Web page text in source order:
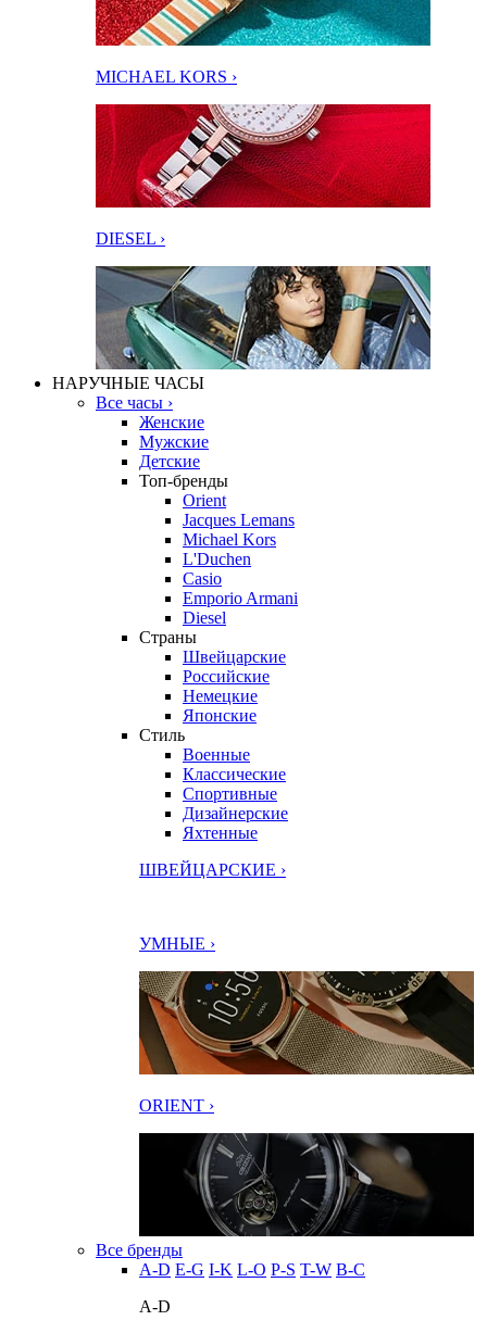
MICHAEL KORS ›
DIESEL ›
НАРУЧНЫЕ ЧАСЫ
Все часы ›
Женские
Мужские
Детские
Топ-бренды
Orient
Jacques Lemans
Michael Kors
L'Duchen
Casio
Emporio Armani
Diesel
Страны
Швейцарские
Российские
Немецкие
Японские
Стиль
Военные
Классические
Спортивные
Дизайнерские
Яхтенные
ШВЕЙЦАРСКИЕ ›
УМНЫЕ ›
ORIENT ›
Все бренды
A-D E-G I-K L-O P-S T-W В-С
A-D